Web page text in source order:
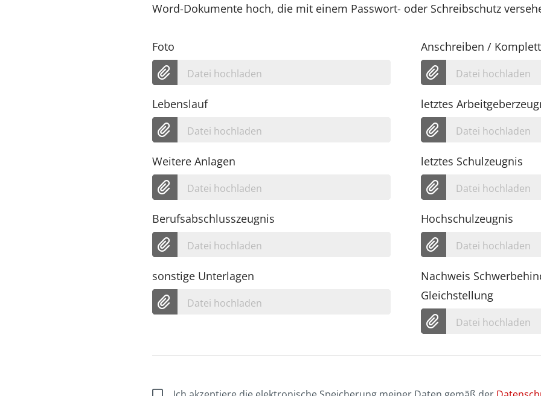
Word-Dokumente hoch, die mit einem Passwort- oder Schreibschutz
Foto
Datei hochladen
Anschreiben /
Datei hochladen
Lebenslauf
Datei hochladen
letztes
Datei hochladen
Weitere Anlagen
Datei hochladen
letztes Schulzeugnis
Datei hochladen
Berufsabschlusszeugnis
Datei hochladen
Hochschulzeugnis
Datei hochladen
sonstige Unterlagen
Datei hochladen
Nachweis
Gleichstellung
Datei hochladen